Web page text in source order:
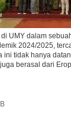
UMY dalam
2024/2025,
ini tidak hanya
berasal dari